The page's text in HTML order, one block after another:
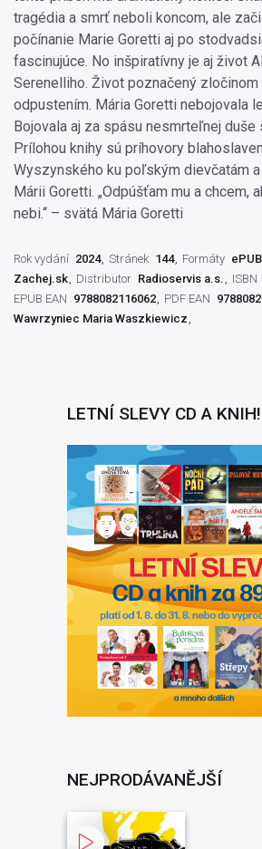
tragédia a smrť neboli koncom, ale
počínanie Marie Goretti aj po
fascinujúce. No inšpiratívny je aj život
Serenelliho. Život poznačený zločinom
odpustením. Mária Goretti nebojovala
Bojovala aj za spásu nesmrteľnej duše
Prílohou knihy sú príhovory
Wyszynského ku poľským dievčatám
Márii Goretti. „Odpúšťam mu a chcem,
nebi.“ – svätá Mária Goretti
Rok vydání 2024 Stránek 144 Formáty
Zachej.sk
Distributor Radioservis a.s. ISBN
EPUB EAN 9788082116062 PDF EAN
Wawrzyniec Maria Waszkiewicz
LETNÍ SLEVY CD A KNIH!
NEJPRODÁVANĚJŠÍ